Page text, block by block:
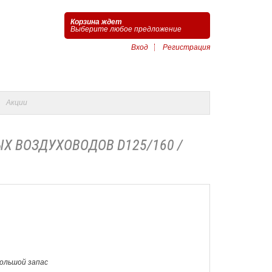
Корзина ждет
Выберите любое предложение
Вход Регистрация
Акции
ВОЗДУХОВОДОВ D125/160 /
запас